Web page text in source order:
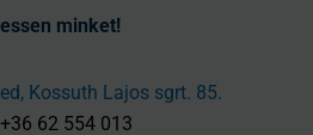
minket!
Kossuth Lajos sgrt. 85.
+36 62 554 013